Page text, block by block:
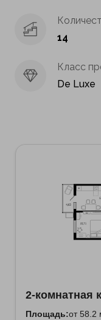
14
Класс
De Luxe
2-комнатная
Площадь:от 58.2